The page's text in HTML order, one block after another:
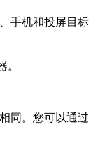
手机和投屏目标
。
同。您可以通过